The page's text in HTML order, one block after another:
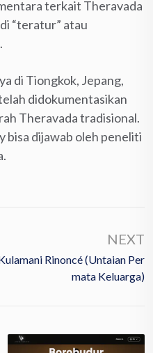
terkait Theravada
“teratur” atau
di Tiongkok, Jepang,
didokumentasikan
Theravada tradisional.
bisa dijawab oleh peneliti
NEXT
Rinoncé (Untaian Per
Mata Keluarga)